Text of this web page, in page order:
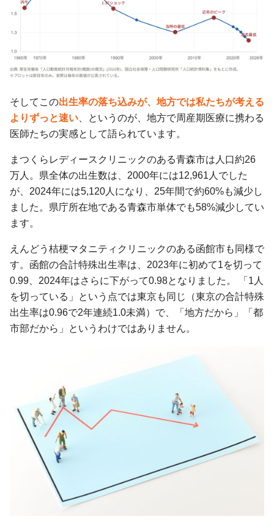
そしてこの出生率の落ち込みが、地方では私たちが考える
よりずっと速い 、というのが、地方で周産期医療に携わる
医師たちの実感として語られています。
まつくらレディースクリニックのある青森市は人口約26
万人。県全体の出生数は、2000年には12,961人でした
が、2024年には5,120人になり、25年間で約60%も減少し
ました。県庁所在地である青森市単体でも58%減少してい
ます。
えんどう桔梗マタニティクリニックのある函館市も同様で
す。函館の合計特殊出生率は、2023年に初めて1を切って
0.99、2024年はさらに下がって0.98となりました。 「1人
を切っている」という点では東京も同じ（東京の合計特殊
出生率は0.96で2年連続1.0未満）で、「地方だから」「都
市部だから」というわけではありません。